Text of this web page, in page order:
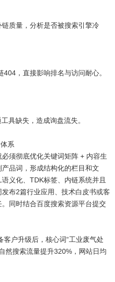
质量，分析是否被搜索引擎冷
，直接影响排名与访问耐心。
具缺失，造成询盘流失。
系
须彻底优化关键词矩阵 + 内容生
品词，形成结构化的栏目和文
义化、TDK标签、内链系统并且
布2篇行业应用、技术白皮书或客
同时结合百度搜索资源平台提交
户升级后，核心词“工业废气处
然搜索流量提升320%，网站日均